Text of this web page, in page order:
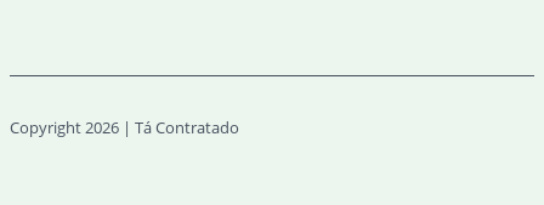
Copyright 2026 | Tá Contratado